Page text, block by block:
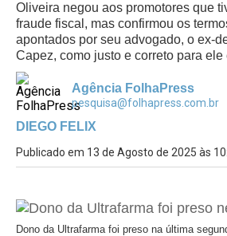
Oliveira negou aos promotores que
fraude fiscal, mas confirmou os
apontados por seu advogado, o ex-
Capez, como justo e correto para
Agência FolhaPress
pesquisa@folhapress.com.br
DIEGO FELIX
Publicado em 13 de Agosto de 2025 às
Dono da Ultrafarma foi preso na última